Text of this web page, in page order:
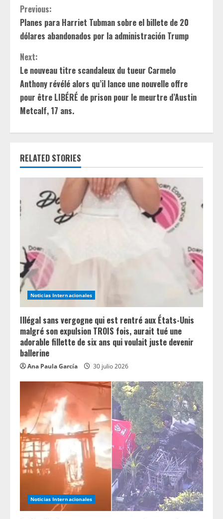
C
o
n
t
i
n
u
e
R
e
a
d
i
n
g
Previous:
Planes para Harriet Tubman sobre el billete de 20
dólares abandonados por la administración Trump
Next:
Le nouveau titre scandaleux du tueur Carmelo
Anthony révélé alors qu’il lance une nouvelle offre
pour être LIBÉRÉ de prison pour le meurtre d’Austin
Metcalf, 17 ans.
RELATED STORIES
Noticias Internacionales
Illégal sans vergogne qui est rentré aux États-Unis
malgré son expulsion TROIS fois, aurait tué une
adorable fillette de six ans qui voulait juste devenir
ballerine
Ana Paula García 30 julio 2026
Noticias Internacionales